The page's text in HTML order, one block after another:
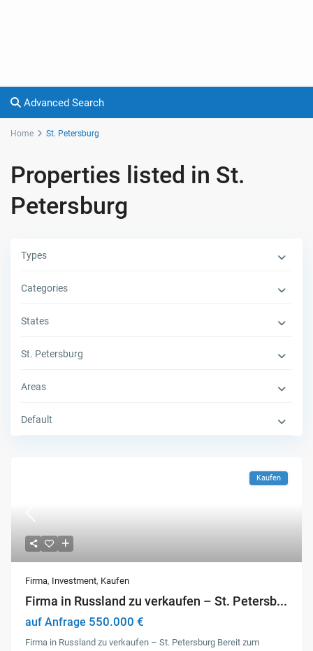
Advanced Search
Home St. Petersburg
Properties listed in St.
Petersburg
Types
Categories
States
St. Petersburg
Areas
Default
Kaufen
Firma, Investment, Kaufen
Firma in Russland zu verkaufen – St. Petersb...
auf Anfrage 550.000 €
Firma in Russland zu verkaufen – St. Petersburg Bereit zum